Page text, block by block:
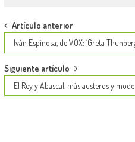
Post
navigation
Artículo anterior
Iván Espinosa, de VOX: ‘Greta
Siguiente artículo
El Rey y Abascal, más austeros y